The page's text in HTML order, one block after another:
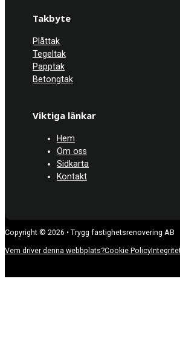
Takbyte
Plåttak
Tegeltak
Papptak
Betongtak
Viktiga länkar
Hem
Om oss
Sidkarta
Kontakt
Copyright © 2026 • Trygg fastighetsrenovering AB
Vem driver denna webbplats?Cookie Policy